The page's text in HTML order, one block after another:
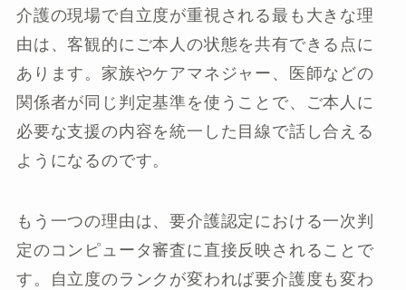
介護の現場で自立度が重視される最も大きな理
由は、客観的にご本人の状態を共有できる点に
あります。家族やケアマネジャー、医師などの
関係者が同じ判定基準を使うことで、ご本人に
必要な支援の内容を統一した目線で話し合える
ようになるのです。
もう一つの理由は、要介護認定における一次判
定のコンピュータ審査に直接反映されることで
す。自立度のランクが変われば要介護度も変わ